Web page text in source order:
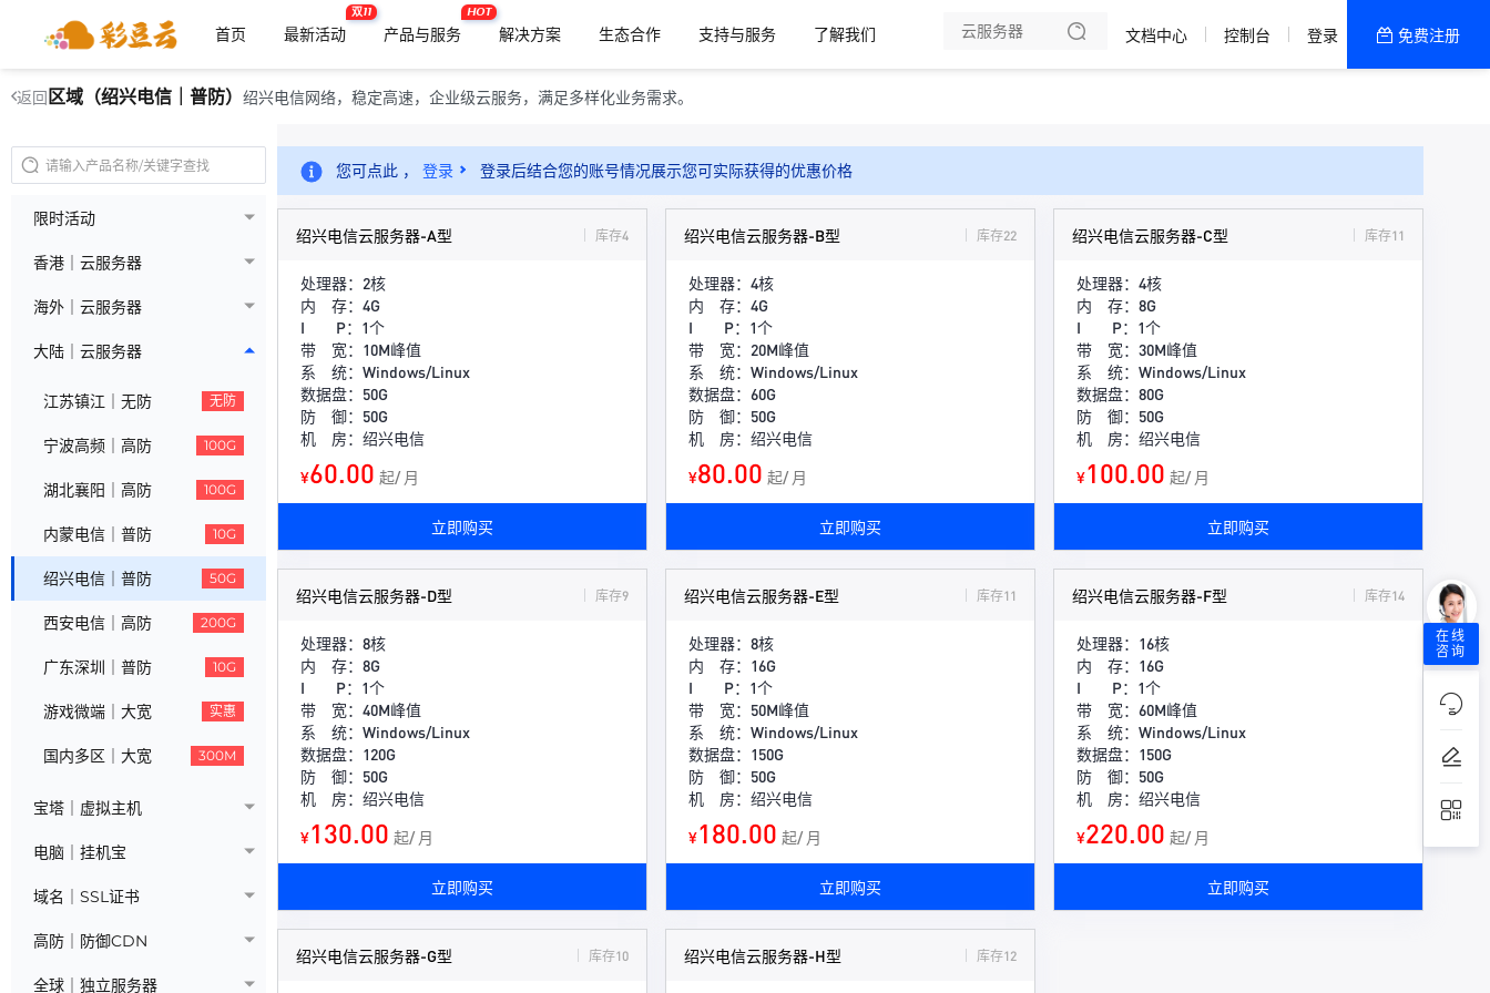
首页 最新活动
双11
产品与服务
HOT
解决方案 生态合作 支持与服务
了解我们
美国T级防御
香港CN2 GIA 2区
特惠宝塔主机
文档中心 控制台 登录 免费注册
返回 区域（绍兴电信｜普防） 绍兴电信网络，稳定高速，企业级云服务，满足多样化业务需求。
限时活动
香港｜云服务器
海外｜云服务器
大陆｜云服务器
江苏镇江｜无防 无防
宁波高频｜高防 100G
湖北襄阳｜高防 100G
内蒙电信｜普防 10G
绍兴电信｜普防 50G
西安电信｜高防 200G
广东深圳｜普防 10G
游戏微端｜大宽 实惠
国内多区｜大宽 300M
宝塔｜虚拟主机
电脑｜挂机宝
域名｜SSL证书
高防｜防御CDN
全球｜独立服务器
您可点此 ， 登录 登录后结合您的账号情况展示您可实际获得的优惠价格
绍兴电信云服务器-A型 库存4
处理器：2核
内 存：4G
I P：1个
带 宽：10M峰值
系 统：Windows/Linux
数据盘：50G
防 御：50G
机 房：绍兴电信
¥60.00 起/ 月
立即购买
绍兴电信云服务器-B型 库存22
处理器：4核
内 存：4G
I P：1个
带 宽：20M峰值
系 统：Windows/Linux
数据盘：60G
防 御：50G
机 房：绍兴电信
¥80.00 起/ 月
立即购买
绍兴电信云服务器-C型 库存11
处理器：4核
内 存：8G
I P：1个
带 宽：30M峰值
系 统：Windows/Linux
数据盘：80G
防 御：50G
机 房：绍兴电信
¥100.00 起/ 月
立即购买
绍兴电信云服务器-D型 库存9
处理器：8核
内 存：8G
I P：1个
带 宽：40M峰值
系 统：Windows/Linux
数据盘：120G
防 御：50G
机 房：绍兴电信
¥130.00 起/ 月
立即购买
绍兴电信云服务器-E型 库存11
处理器：8核
内 存：16G
I P：1个
带 宽：50M峰值
系 统：Windows/Linux
数据盘：150G
防 御：50G
机 房：绍兴电信
¥180.00 起/ 月
立即购买
绍兴电信云服务器-F型 库存14
处理器：16核
内 存：16G
I P：1个
带 宽：60M峰值
系 统：Windows/Linux
数据盘：150G
防 御：50G
机 房：绍兴电信
¥220.00 起/ 月
立即购买
绍兴电信云服务器-G型 库存10 绍兴电信云服务器-H型 库存12
在线
咨询